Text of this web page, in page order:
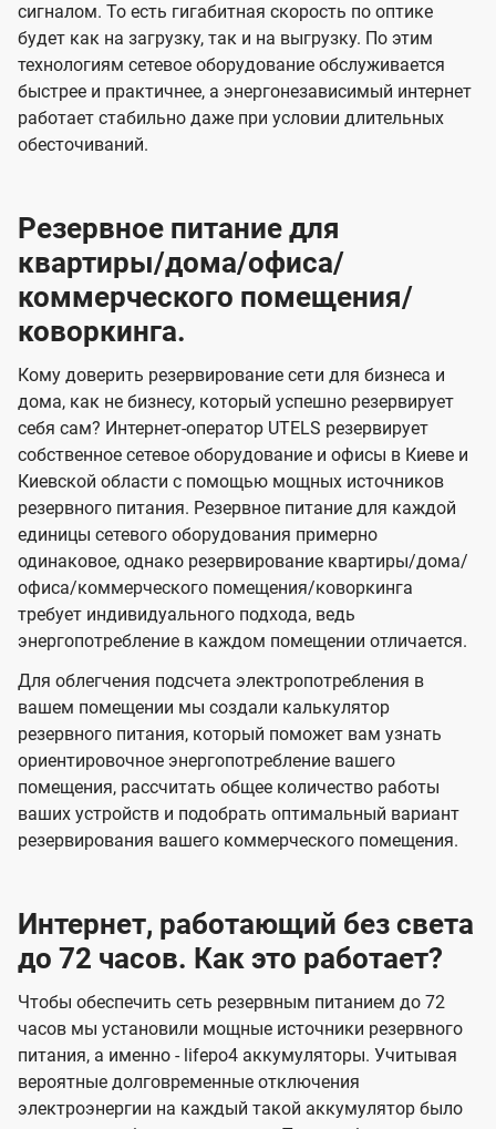
сигналом. То есть гигабитная скорость по оптике
будет как на загрузку, так и на выгрузку. По этим
технологиям сетевое оборудование обслуживается
быстрее и практичнее, а энергонезависимый интернет
работает стабильно даже при условии длительных
обесточиваний.
Резервное питание для
квартиры/дома/офиса/
коммерческого помещения/
коворкинга.
Кому доверить резервирование сети для бизнеса и
дома, как не бизнесу, который успешно резервирует
себя сам? Интернет-оператор UTELS резервирует
собственное сетевое оборудование и офисы в Киеве и
Киевской области с помощью мощных источников
резервного питания. Резервное питание для каждой
единицы сетевого оборудования примерно
одинаковое, однако резервирование квартиры/дома/
офиса/коммерческого помещения/коворкинга
требует индивидуального подхода, ведь
энергопотребление в каждом помещении отличается.
Для облегчения подсчета электропотребления в
вашем помещении мы создали калькулятор
резервного питания, который поможет вам узнать
ориентировочное энергопотребление вашего
помещения, рассчитать общее количество работы
ваших устройств и подобрать оптимальный вариант
резервирования вашего коммерческого помещения.
Интернет, работающий без света
до 72 часов. Как это работает?
Чтобы обеспечить сеть резервным питанием до 72
часов мы установили мощные источники резервного
питания, а именно - lifepo4 аккумуляторы. Учитывая
вероятные долговременные отключения
электроэнергии на каждый такой аккумулятор было